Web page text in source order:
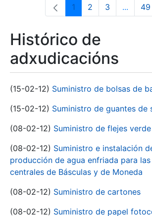
Páxina
1 Páxina
2 Páxina
3 ... 49
Histórico de
adxudicacións
(15-02-12) Suministro de bolsas de
(15-02-12) Suministro de guantes de
(08-02-12) Suministro de flejes
(08-02-12) Suministro e instalación
producción de agua enfriada para
centrales de Básculas y de Moneda
(08-02-12) Suministro de cartones
(08-02-12) Suministro de papel